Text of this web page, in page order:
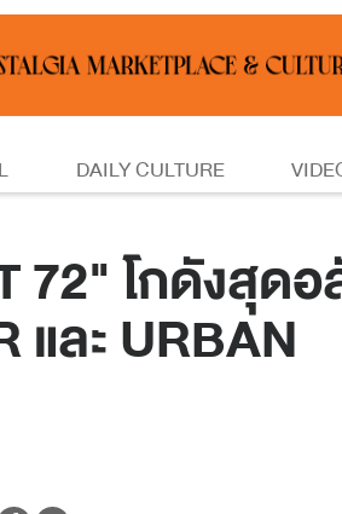
DAILY CULTURE
72" โกดังสุด
และ URBAN